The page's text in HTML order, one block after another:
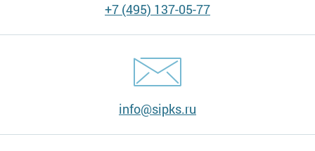
+7 (495) 137-05-77
info@sipks.ru